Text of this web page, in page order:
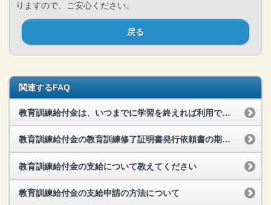
りますので、ご安心ください。
戻る
関連するFAQ
教育訓練給付金は、いつまでに学習を終えれば利用できますか？
教育訓練給付金の教育訓練修了証明書発行依頼書の期限が過ぎてしまったのですが発行していただけますか？
教育訓練給付金の支給について教えてください
教育訓練給付金の支給申請の方法について